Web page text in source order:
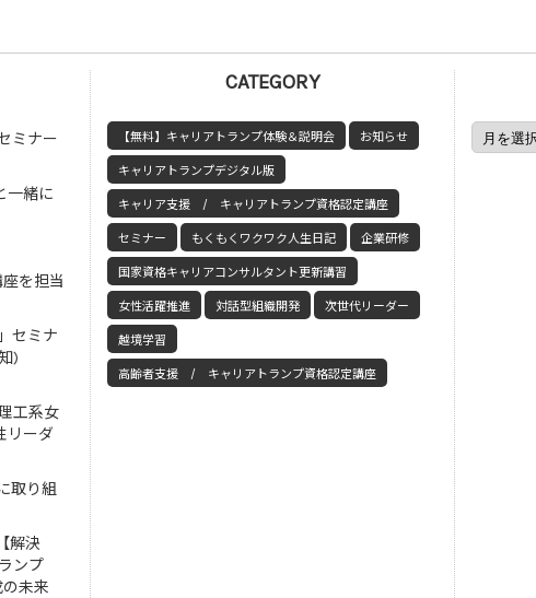
ミナー
一緒に
を担当
セミナ
)
工系女
リーダ
取り組
解決
ンプ
未来
CATEGORY
【無料】キャリアトランプ体験＆説明会 お知らせ
キャリアトランプデジタル版
キャリア支援 / キャリアトランプ資格認定講座
セミナー もくもくワクワク人生日記 企業研修
国家資格キャリアコンサルタント更新講習
女性活躍推進 対話型組織開発 次世代リーダー
越境学習
高齢者支援 / キャリアトランプ資格認定講座